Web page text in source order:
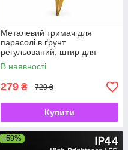
Металевий тримач для
парасолі в ґрунт
регульований, штир для
садової парасолі з
фіксатором
В наявності
279 ₴ 720 ₴
Купити
–59%